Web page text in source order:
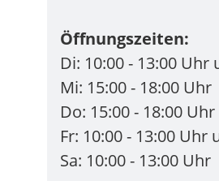
Öffnungszeiten:
Di: 10:00 - 13:00 Uhr
Mi: 15:00 - 18:00 Uhr
Do: 15:00 - 18:00 Uhr
Fr: 10:00 - 13:00 Uhr
Sa: 10:00 - 13:00 Uhr